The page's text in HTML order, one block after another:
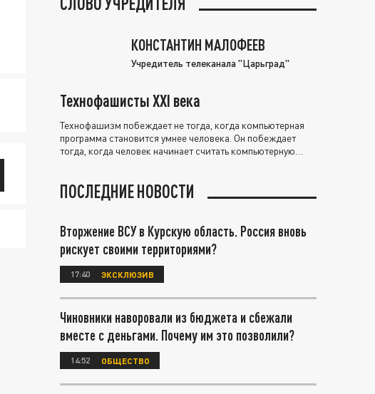
КОНСТАНТИН МАЛОФЕЕВ
Учредитель телеканала "Царьград"
Технофашисты XXI века
Технофашизм побеждает не тогда, когда компьютерная
программа становится умнее человека. Он побеждает
тогда, когда человек начинает считать компьютерную
ПОСЛЕДНИЕ НОВОСТИ
Вторжение ВСУ в Курскую область. Россия вновь
рискует своими территориями?
17:40 ЭКСКЛЮЗИВ
Чиновники наворовали из бюджета и сбежали
вместе с деньгами. Почему им это позволили?
14:52 ОБЩЕСТВО